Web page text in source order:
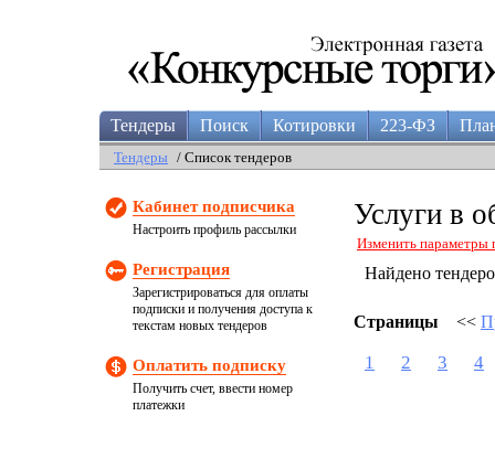
Тендеры Поиск Котировки 223-ФЗ
Тендеры / Список тендеров
Кабинет подписчика
Настроить профиль рассылки
Регистрация
Зарегистрироваться для оплаты
подписки и получения доступа к
текстам новых тендеров
Оплатить подписку
Получить счет, ввести номер
платежки
Услуги в
Изменить параметры
Найдено
Страницы <<
1 2 3 4